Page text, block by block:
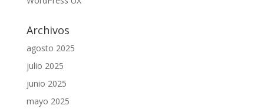
Archivos
agosto 2025
julio 2025
junio 2025
mayo 2025